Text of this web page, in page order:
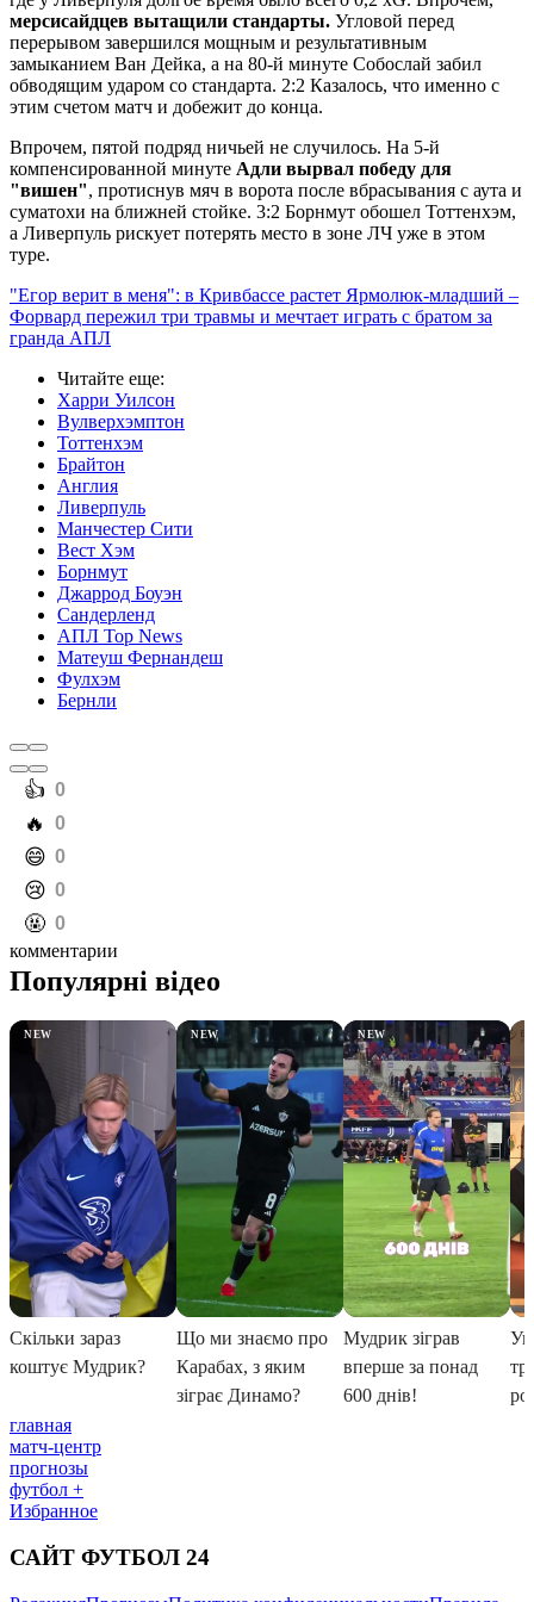
мерсисайдцев вытащили стандарты. Угловой перед
перерывом завершился мощным и результативным
замыканием Ван Дейка, а на 80-й минуте Собослай забил
обводящим ударом со стандарта. 2:2 Казалось, что именно с
этим счетом матч и добежит до конца.
Впрочем, пятой подряд ничьей не случилось. На 5-й
компенсированной минуте Адли вырвал победу для
"вишен", протиснув мяч в ворота после вбрасывания с аута и
суматохи на ближней стойке. 3:2 Борнмут обошел Тоттенхэм,
а Ливерпуль рискует потерять место в зоне ЛЧ уже в этом
туре.
"Егор верит в меня": в Кривбассе растет Ярмолюк-младший –
Форвард пережил три травмы и мечтает играть с братом за
гранда АПЛ
Читайте еще:
Харри Уилсон
Вулверхэмптон
Тоттенхэм
Брайтон
Англия
Ливерпуль
Манчестер Сити
Вест Хэм
Борнмут
Джаррод Боуэн
Сандерленд
АПЛ Top News
Матеуш Фернандеш
Фулхэм
Бернли
️👍 0
️🔥 0
️😄 0
️😢 0
️🤬 0
комментарии
главная
матч-центр
прогнозы
футбол +
Избранное
САЙТ ФУТБОЛ 24